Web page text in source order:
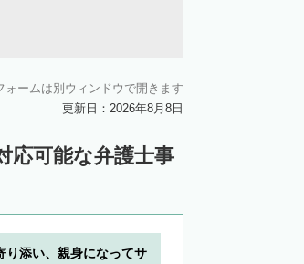
ームは別ウィンドウで開きます
更新日：2026年8月8日
応可能な弁護士事
り添い、親身になってサ